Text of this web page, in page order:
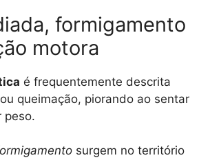
formigamento
motora
é frequentemente descrita
queimação, piorando ao sentar
peso.
surgem no território